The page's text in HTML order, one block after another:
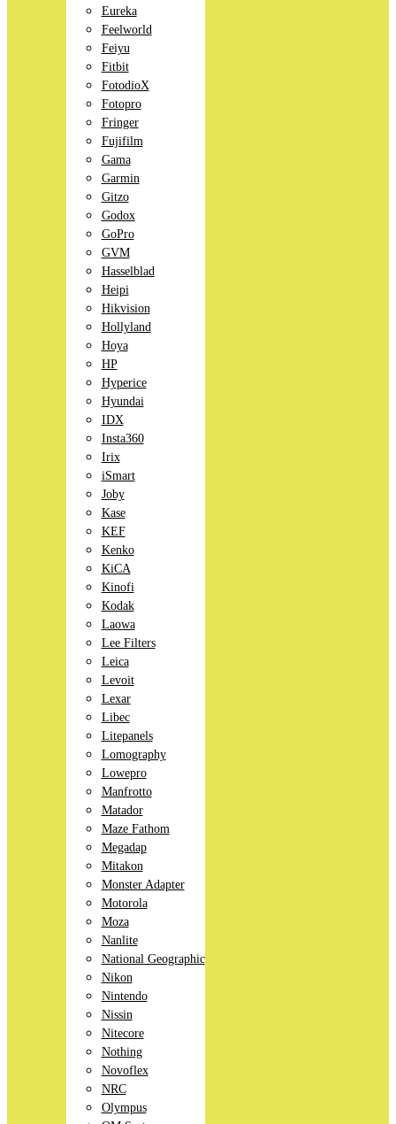
Eureka
Feelworld
Feiyu
Fitbit
FotodioX
Fotopro
Fringer
Fujifilm
Gama
Garmin
Gitzo
Godox
GoPro
GVM
Hasselblad
Heipi
Hikvision
Hollyland
Hoya
HP
Hyperice
Hyundai
IDX
Insta360
Irix
iSmart
Joby
Kase
KEF
Kenko
KiCA
Kinofi
Kodak
Laowa
Lee Filters
Leica
Levoit
Lexar
Libec
Litepanels
Lomography
Lowepro
Manfrotto
Matador
Maze Fathom
Megadap
Mitakon
Monster Adapter
Motorola
Moza
Nanlite
National Geographic
Nikon
Nintendo
Nissin
Nitecore
Nothing
Novoflex
NRC
Olympus